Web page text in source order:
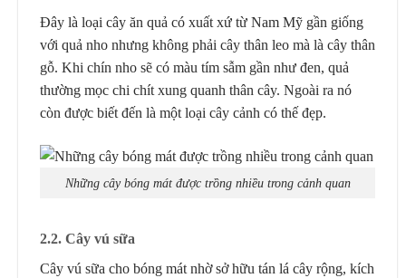
Đây là loại cây ăn quả có xuất xứ từ Nam Mỹ gần giống
với quả nho nhưng không phải cây thân leo mà là cây thân
gỗ. Khi chín nho sẽ có màu tím sẫm gần như đen, quả
thường mọc chi chít xung quanh thân cây. Ngoài ra nó
còn được biết đến là một loại cây cảnh có thế đẹp.
Những cây bóng mát được trồng nhiều trong cảnh quan
2.2. Cây vú sữa
Cây vú sữa cho bóng mát nhờ sở hữu tán lá cây rộng, kích